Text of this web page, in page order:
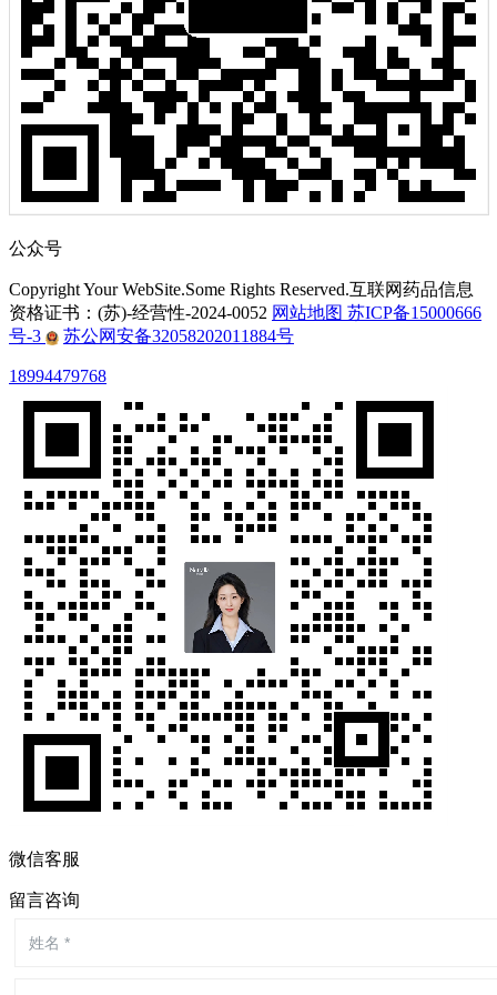
公众号
Copyright Your WebSite.Some Rights Reserved.互联网药品信息
资格证书：(苏)-经营性-2024-0052 网站地图 苏ICP备15000666
号-3
苏公网安备32058202011884号
18994479768
微信客服
留言咨询